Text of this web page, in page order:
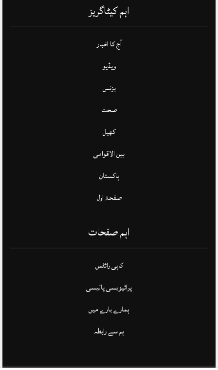
اہم کیٹاگریز
آج کا اخبار
ویڈیو
بزنس
صحت
کھیل
بین الاقوامی
پاکستان
صفحۂ اول
اہم صفحات
کاپی رائٹس
پرائیویسی پالیسی
ہمارے بارے میں
ہم سے رابطہ